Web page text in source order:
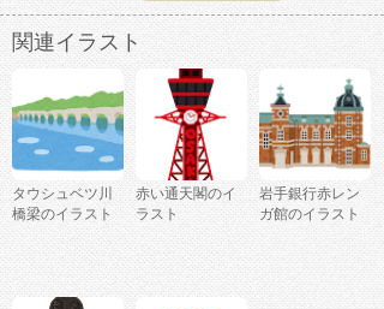
関連イラスト
タウシュベツ川
橋梁のイラスト
赤い通天閣のイ
ラスト
岩手銀行赤レン
ガ館のイラスト